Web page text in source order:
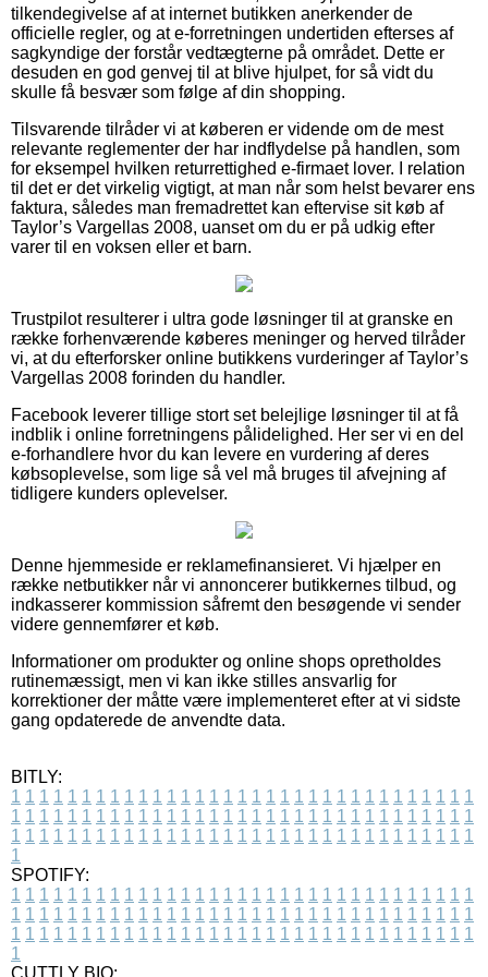
tilkendegivelse af at internet butikken anerkender de
officielle regler, og at e-forretningen undertiden efterses af
sagkyndige der forstår vedtægterne på området. Dette er
desuden en god genvej til at blive hjulpet, for så vidt du
skulle få besvær som følge af din shopping.
Tilsvarende tilråder vi at køberen er vidende om de mest
relevante reglementer der har indflydelse på handlen, som
for eksempel hvilken returrettighed e-firmaet lover. I relation
til det er det virkelig vigtigt, at man når som helst bevarer ens
faktura, således man fremadrettet kan eftervise sit køb af
Taylor’s Vargellas 2008, uanset om du er på udkig efter
varer til en voksen eller et barn.
Trustpilot resulterer i ultra gode løsninger til at granske en
række forhenværende køberes meninger og herved tilråder
vi, at du efterforsker online butikkens vurderinger af Taylor’s
Vargellas 2008 forinden du handler.
Facebook leverer tillige stort set belejlige løsninger til at få
indblik i online forretningens pålidelighed. Her ser vi en del
e-forhandlere hvor du kan levere en vurdering af deres
købsoplevelse, som lige så vel må bruges til afvejning af
tidligere kunders oplevelser.
Denne hjemmeside er reklamefinansieret. Vi hjælper en
række netbutikker når vi annoncerer butikkernes tilbud, og
indkasserer kommission såfremt den besøgende vi sender
videre gennemfører et køb.
Informationer om produkter og online shops opretholdes
rutinemæssigt, men vi kan ikke stilles ansvarlig for
korrektioner der måtte være implementeret efter at vi sidste
gang opdaterede de anvendte data.
BITLY:
1 1 1 1 1 1 1 1 1 1 1 1 1 1 1 1 1 1 1 1 1 1 1 1 1 1 1 1 1 1 1 1 1
1 1 1 1 1 1 1 1 1 1 1 1 1 1 1 1 1 1 1 1 1 1 1 1 1 1 1 1 1 1 1 1 1
1 1 1 1 1 1 1 1 1 1 1 1 1 1 1 1 1 1 1 1 1 1 1 1 1 1 1 1 1 1 1 1 1
1
SPOTIFY:
1 1 1 1 1 1 1 1 1 1 1 1 1 1 1 1 1 1 1 1 1 1 1 1 1 1 1 1 1 1 1 1 1
1 1 1 1 1 1 1 1 1 1 1 1 1 1 1 1 1 1 1 1 1 1 1 1 1 1 1 1 1 1 1 1 1
1 1 1 1 1 1 1 1 1 1 1 1 1 1 1 1 1 1 1 1 1 1 1 1 1 1 1 1 1 1 1 1 1
1
CUTTLY BIO: